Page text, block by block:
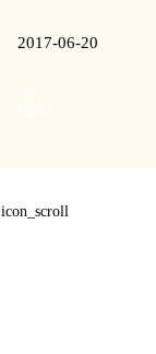
2017-06-20
icon_scroll